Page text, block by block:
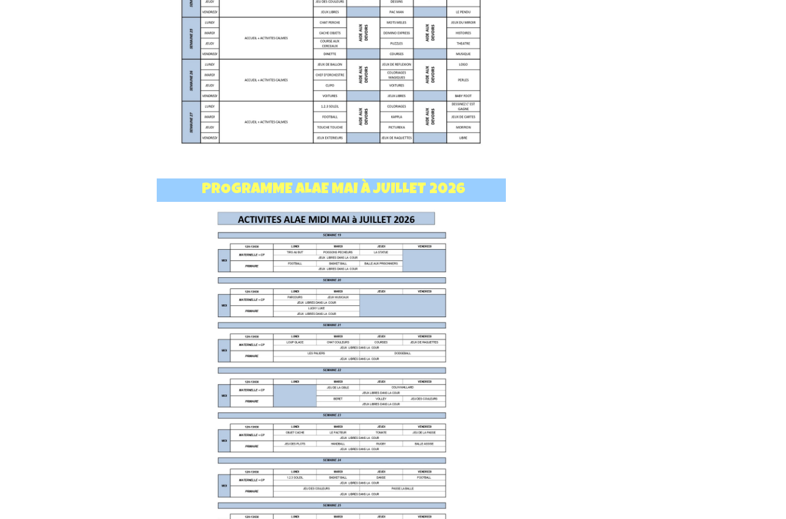
PROGRAMME ALAE MAI À JUILLET 2026